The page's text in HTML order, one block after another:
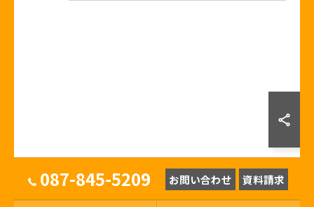
087-845-5209 お問い合わせ 資料請求